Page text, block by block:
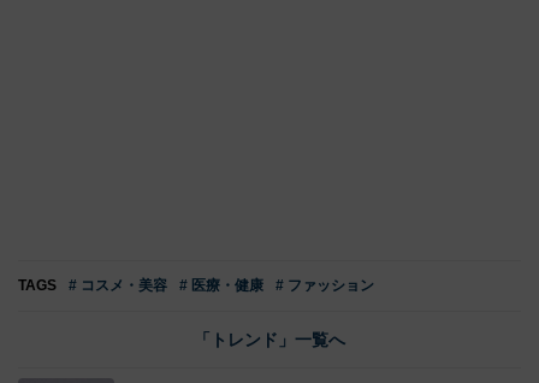
TAGS # コスメ・美容 # 医療・健康 # ファッション
「トレンド」一覧へ